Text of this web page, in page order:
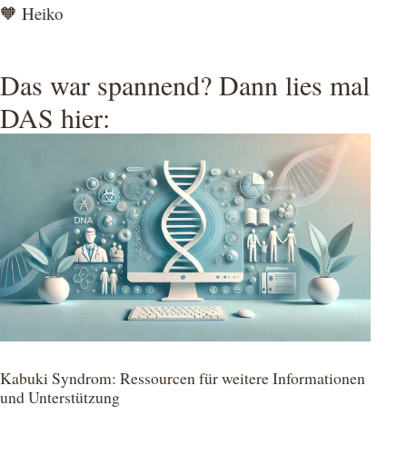
🧡 Heiko
Das war spannend? Dann lies mal
DAS hier:
Kabuki Syndrom: Ressourcen für weitere Informationen
und Unterstützung